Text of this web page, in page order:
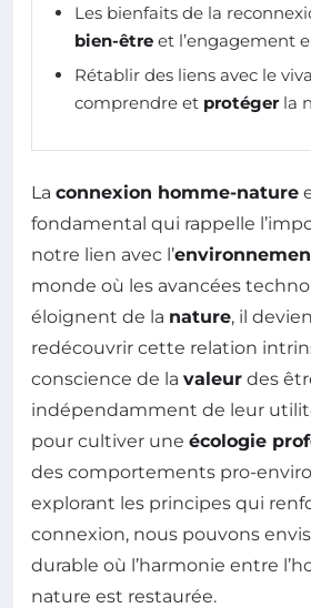
Les bienfaits de la
bien-être et l’engagement
Rétablir des liens avec le
comprendre et protéger la
La connexion homme-nature
fondamental qui rappelle
notre lien avec l’
monde où les avancées
éloignent de la nature, il
redécouvrir cette relation
conscience de la valeur des
indépendamment de leur
pour cultiver une écologie
des comportements pro-
explorant les principes qui
connexion, nous pouvons
durable où l’harmonie entre
nature est restaurée.